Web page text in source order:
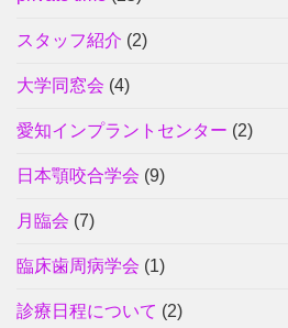
スタッフ紹介 (2)
大学同窓会 (4)
愛知インプラントセンター (2)
日本顎咬合学会 (9)
月臨会 (7)
臨床歯周病学会 (1)
診療日程について (2)